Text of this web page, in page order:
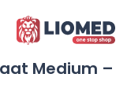
Medium –